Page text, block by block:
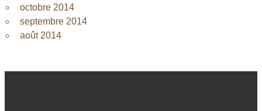
octobre 2014
septembre 2014
août 2014